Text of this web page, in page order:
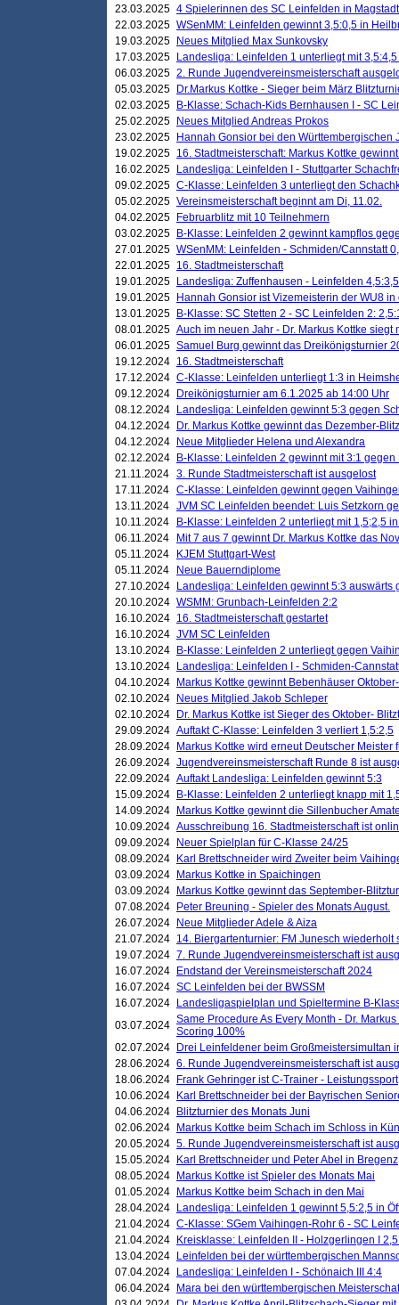
23.03.2025 4 Spielerinnen des SC Leinfelden in Magstadt
22.03.2025 WSenMM: Leinfelden gewinnt 3,5:0,5 in
19.03.2025
Neues Mitglied Max Sunkovsky
17.03.2025
Landesliga: Leinfelden 1 unterliegt mit
06.03.2025 2. Runde Jugendvereinsmeisterschaft
05.03.2025
Dr.Markus Kottke - Sieger beim März
02.03.2025
B-Klasse: Schach-Kids Bernhausen I - SC
25.02.2025
Neues Mitglied Andreas Prokos
23.02.2025
Hannah Gonsior bei den Württembergischen
19.02.2025 16. Stadtmeisterschaft: Markus Kottke
16.02.2025
Landesliga: Leinfelden I - Stuttgarter
09.02.2025 C-Klasse: Leinfelden 3 unterliegt den
05.02.2025 Vereinsmeisterschaft beginnt am Di, 11.02.
04.02.2025
Februarblitz mit 10 Teilnehmern
03.02.2025
B-Klasse: Leinfelden 2 gewinnt kampflos
27.01.2025 WSenMM: Leinfelden - Schmiden/Cannstatt
22.01.2025 16. Stadtmeisterschaft
19.01.2025
Landesliga: Zuffenhausen - Leinfelden 4,5:3,5
19.01.2025
Hannah Gonsior ist Vizemeisterin der WU8 in
13.01.2025
B-Klasse: SC Stetten 2 - SC Leinfelden 2:
08.01.2025 Auch im neuen Jahr - Dr. Markus Kottke
06.01.2025 Samuel Burg gewinnt das Dreikönigsturnier
19.12.2024 16. Stadtmeisterschaft
17.12.2024 C-Klasse: Leinfelden unterliegt 1:3 in
09.12.2024
Dreikönigsturnier am 6.1.2025 ab 14:00 Uhr
08.12.2024
Landesliga: Leinfelden gewinnt 5:3 gegen
04.12.2024
Dr. Markus Kottke gewinnt das Dezember-
04.12.2024
Neue Mitglieder Helena und Alexandra
02.12.2024
B-Klasse: Leinfelden 2 gewinnt mit 3:1
21.11.2024 3. Runde Stadtmeisterschaft ist ausgelost
17.11.2024 C-Klasse: Leinfelden gewinnt gegen
13.11.2024 JVM SC Leinfelden beendet: Luis Setzkorn
10.11.2024
B-Klasse: Leinfelden 2 unterliegt mit 1,5;2,5
06.11.2024
Mit 7 aus 7 gewinnt Dr. Markus Kottke das
05.11.2024
KJEM Stuttgart-West
05.11.2024
Neue Bauerndiplome
27.10.2024
Landesliga: Leinfelden gewinnt 5:3 auswärts
20.10.2024 WSMM: Grunbach-Leinfelden 2:2
16.10.2024 16. Stadtmeisterschaft gestartet
16.10.2024 JVM SC Leinfelden
13.10.2024
B-Klasse: Leinfelden 2 unterliegt gegen
13.10.2024
Landesliga: Leinfelden I - Schmiden-
04.10.2024
Markus Kottke gewinnt Bebenhäuser
02.10.2024
Neues Mitglied Jakob Schleper
02.10.2024
Dr. Markus Kottke ist Sieger des Oktober-
29.09.2024 Auftakt C-Klasse: Leinfelden 3 verliert 1,5:2,5
28.09.2024
Markus Kottke wird erneut Deutscher Meister
26.09.2024 Jugendvereinsmeisterschaft Runde 8 ist
22.09.2024 Auftakt Landesliga: Leinfelden gewinnt 5:3
15.09.2024
B-Klasse: Leinfelden 2 unterliegt knapp mit
14.09.2024
Markus Kottke gewinnt die Sillenbucher
10.09.2024 Ausschreibung 16. Stadtmeisterschaft ist
09.09.2024
Neuer Spielplan für C-Klasse 24/25
08.09.2024
Karl Brettschneider wird Zweiter beim
03.09.2024
Markus Kottke in Spaichingen
03.09.2024
Markus Kottke gewinnt das September-
07.08.2024
Peter Breuning - Spieler des Monats August.
26.07.2024
Neue Mitglieder Adele & Aiza
21.07.2024 14. Biergartenturnier: FM Junesch wiederholt
19.07.2024 7. Runde Jugendvereinsmeisterschaft ist
16.07.2024
Endstand der Vereinsmeisterschaft 2024
16.07.2024 SC Leinfelden bei der BWSSM
16.07.2024
Landesligaspielplan und Spieltermine B-
03.07.2024 Same Procedure As Every Month - Dr.
Scoring 100%
02.07.2024
Drei Leinfeldener beim Großmeistersimultan
28.06.2024 6. Runde Jugendvereinsmeisterschaft ist
18.06.2024
Frank Gehringer ist C-Trainer - Leistungssport
10.06.2024
Karl Brettschneider bei der Bayrischen
04.06.2024
Blitzturnier des Monats Juni
02.06.2024
Markus Kottke beim Schach im Schloss in
20.05.2024 5. Runde Jugendvereinsmeisterschaft ist
15.05.2024
Karl Brettschneider und Peter Abel in Bregenz
08.05.2024
Markus Kottke ist Spieler des Monats Mai
01.05.2024
Markus Kottke beim Schach in den Mai
28.04.2024
Landesliga: Leinfelden 1 gewinnt 5,5:2,5 in
21.04.2024 C-Klasse: SGem Vaihingen-Rohr 6 - SC
21.04.2024
Kreisklasse: Leinfelden II - Holzgerlingen I
13.04.2024
Leinfelden bei der württembergischen
07.04.2024
Landesliga: Leinfelden I - Schönaich III 4:4
06.04.2024
Mara bei den württembergischen